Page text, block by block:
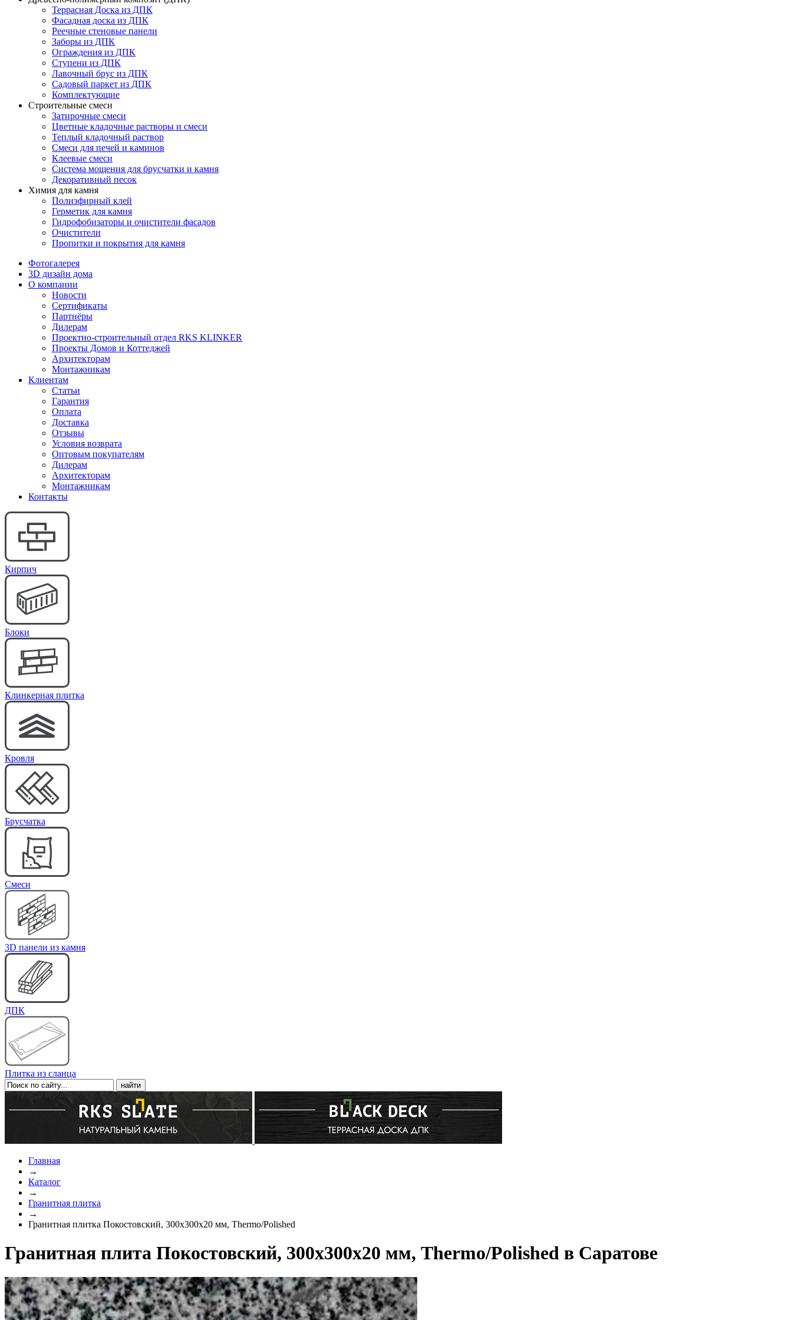
Террасная Доска из ДПК
Фасадная доска из ДПК
Реечные стеновые панели
Заборы из ДПК
Ограждения из ДПК
Ступени из ДПК
Лавочный брус из ДПК
Садовый паркет из ДПК
Комплектующие
Строительные смеси
Затирочные смеси
Цветные кладочные растворы и смеси
Теплый кладочный раствор
Смеси для печей и каминов
Клеевые смеси
Система мощения для брусчатки и камня
Декоративный песок
Химия для камня
Полиэфирный клей
Герметик для камня
Гидрофобизаторы и очистители фасадов
Очистители
Пропитки и покрытия для камня
Фотогалерея
3D дизайн дома
О компании
Новости
Сертификаты
Партнёры
Дилерам
Проектно-строительный отдел RKS KLINKER
Проекты Домов и Коттеджей
Архитекторам
Монтажникам
Клиентам
Статьи
Гарантия
Оплата
Доставка
Отзывы
Условия возврата
Оптовым покупателям
Дилерам
Архитекторам
Монтажникам
Контакты
Кирпич
Блоки
Клинкерная плитка
Кровля
Брусчатка
Cмеси
3D панели из камня
ДПК
Плитка из сланца
Главная
→
Каталог
→
Гранитная плитка
→
Гранитная плитка Покостовский, 300х300х20 мм, Thermo/Polished
Гранитная плита Покостовский, 300х300х20 мм, Thermo/Polished в Саратове